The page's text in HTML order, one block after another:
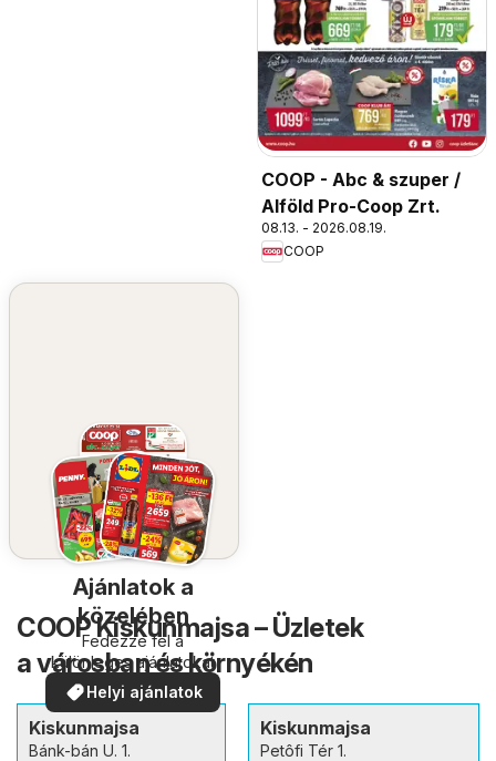
COOP - Abc & szuper /
Alföld Pro-Coop Zrt.
08.13. - 2026.08.19.
COOP
Ajánlatok a
közelében
Fedezze fel a
különleges ajánlatokat
Helyi ajánlatok
COOP Kiskunmajsa – Üzletek
a városban és környékén
Kiskunmajsa
Bánk-bán U. 1.
Kiskunmajsa
Petôfi Tér 1.